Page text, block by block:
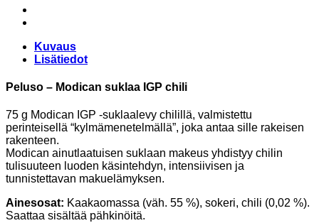
Kuvaus
Lisätiedot
Peluso – Modican suklaa IGP chili
75 g Modican IGP -suklaalevy chilillä, valmistettu
perinteisellä “kylmämenetelmällä”, joka antaa sille rakeisen
rakenteen.
Modican ainutlaatuisen suklaan makeus yhdistyy chilin
tulisuuteen luoden käsintehdyn, intensiivisen ja
tunnistettavan makuelämyksen.
Ainesosat: Kaakaomassa (väh. 55 %), sokeri, chili (0,02 %).
Saattaa sisältää pähkinöitä.